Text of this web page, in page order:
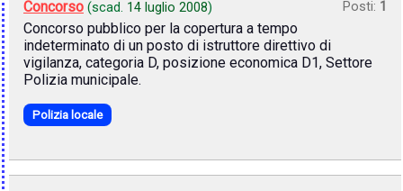
Concorso (scad. 14 luglio 2008) Posti: 1
Concorso pubblico per la copertura a tempo
indeterminato di un posto di istruttore direttivo di
vigilanza, categoria D, posizione economica D1, Settore
Polizia municipale.
Polizia locale